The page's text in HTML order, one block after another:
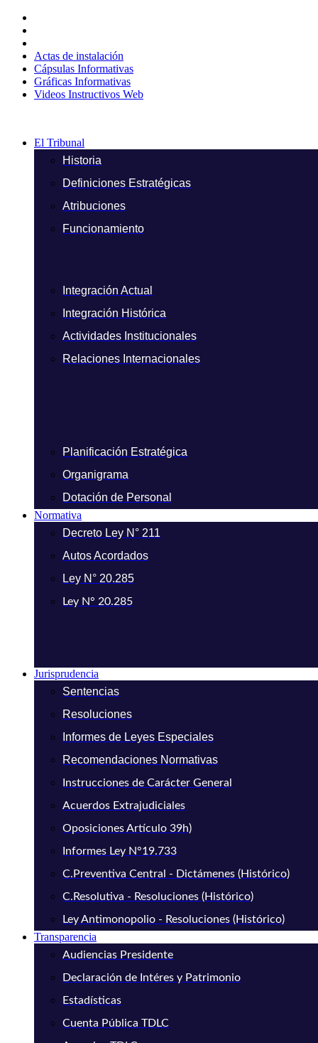
contenido
Actas de instalación
Cápsulas Informativas
Gráficas Informativas
Videos Instructivos Web
El Tribunal
Historia
Definiciones Estratégicas
Atribuciones
Funcionamiento
Integración Actual
Integración Histórica
Actividades Institucionales
Relaciones Internacionales
Planificación Estratégica
Organigrama
Dotación de Personal
Normativa
Decreto Ley N° 211
Autos Acordados
Ley N° 20.285
Ley N° 20.285
Jurisprudencia
Sentencias
Resoluciones
Informes de Leyes Especiales
Recomendaciones Normativas
Instrucciones de Carácter General
Acuerdos Extrajudiciales
Oposiciones Artículo 39h)
Informes Ley N°19.733
C.Preventiva Central - Dictámenes (Histórico)
C.Resolutiva - Resoluciones (Histórico)
Ley Antimonopolio - Resoluciones (Histórico)
Transparencia
Audiencias Presidente
Declaración de Intéres y Patrimonio
Estadísticas
Cuenta Pública TDLC